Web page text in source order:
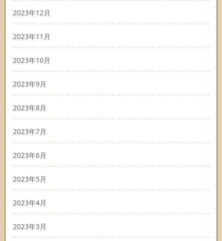
2023年12月
2023年11月
2023年10月
2023年9月
2023年8月
2023年7月
2023年6月
2023年5月
2023年4月
2023年3月